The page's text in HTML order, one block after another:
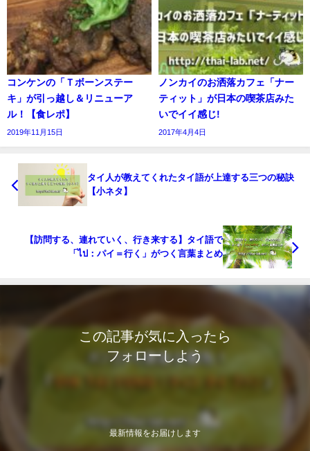
コンケンの「Ｔボーンステー
キ」が引っ越し＆リニューア
ル！【食レポ】
2019年11月15日
ノンカイのお洒落カフェ「ナー
ティット」が日本の喫茶店みた
いでイイ感じ!
2017年4月4日
タイ人が教えてくれたタイ語が上達する三つの秘訣
【小ネタ】
【訪問する、連れていく、行き来する】タイ語で
「ไป：パイ＝行く」がつく言葉まとめ
この記事が気に入ったら
フォローしよう
最新情報をお届けします